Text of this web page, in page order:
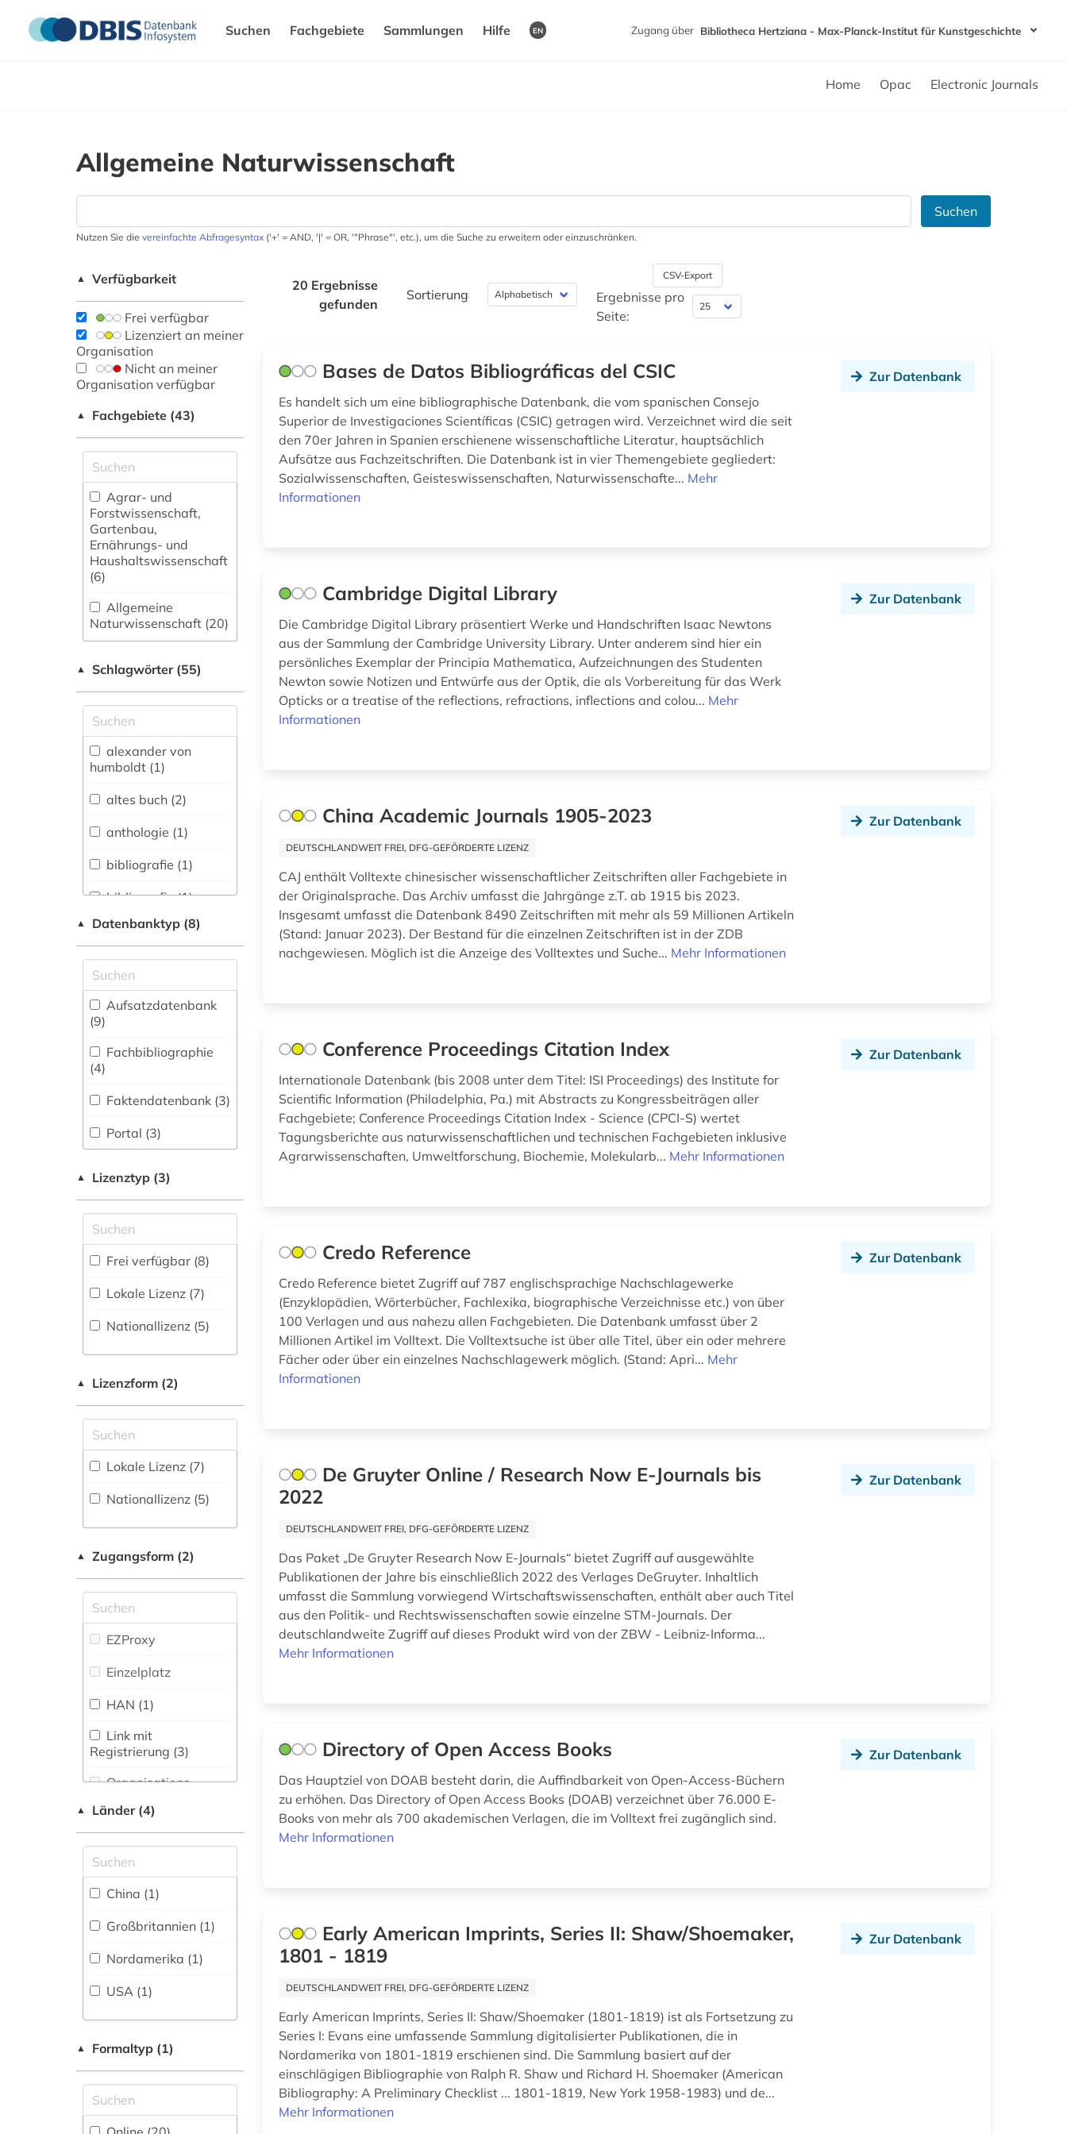
Suchen Fachgebiete Sammlungen Hilfe EN Zugang über Bibliotheca Hertziana - Max-Planck-Institut für Kunstgeschichte
Home Opac Electronic Journals
Allgemeine Naturwissenschaft
Suchen
Nutzen Sie die vereinfachte Abfragesyntax ('+' = AND, '|' = OR, '"Phrase"', etc.), um die Suche zu erweitern oder einzuschränken.
▲ Verfügbarkeit
Frei verfügbar
Lizenziert an meiner
Organisation
Nicht an meiner
Organisation verfügbar
▲ Fachgebiete (43)
Agrar- und
Forstwissenschaft,
Gartenbau,
Ernährungs- und
Haushaltswissenschaft
(6)
Allgemeine
Naturwissenschaft (20)
fachübergreifende
Allgemeine und
vergleichende Sprach-
und
Literaturwissenschaft.
Außereuropäische
Literaturen (6)
Anglistik.
Amerikanistik (5)
Vermessungswesen (7)
Biologie,
Biotechnologie (11)
Buch- und
Bibliothekswesen,
Informationswissenschaft
(2)
Chemie und
Pharmazie (10)
Elektrotechnik,
Elektronik,
Nachrichtentechnik (6)
Energietechnik (5)
Ethnologie (5)
Geographie (7)
Geowissenschaften
Germanistik.
Gesundheitswissenschaften
(1)
Datenbanken (3)
Philologie.
Byzantinistik.
Mittellateinische und
Neugriechische
Philologie. Neulatein (2)
Kunstgeschichte (3)
Maschinenbau (3)
Kommunikationswissenschaften,
Kommunikationsdesign (3)
Medizin (12)
Musikwissenschaft
Natur- und
Umweltschutz (2)
Pädagogik (5)
Philosophie (9)
Physik (9)
Politologie (7)
▲ Schlagwörter (55)
alexander von
humboldt (1)
altes buch (2)
anthologie (1)
bibliografie (1)
bibliografin (1)
bibliothekswesen (1)
brief (1)
chemie (2)
china (1)
edition (1)
(4)
england (1)
englisch (1)
evaluation (1)
forschungsdaten (1)
forschungsreise (1)
geisteswissenschaften
(3)
1869&gt; (1)
geschichte &lt;1801-
1819&gt; (1)
hispanistik (1)
iberoromanistik (1)
impact faktoren (1)
informatik (1)
informationswissenschaft
(1)
isaac (1)
künstlerdatenbank
(1)
lexikon (1)
linguistik (1)
literaturwissenschaft
(1)
medienwissenschaft
naturwissenschaft
und technik
&lt;unterrichtsfach&gt;
(1)
naturwissenschaften
newton (1)
nordamerika (1)
▲ Datenbanktyp (8)
Aufsatzdatenbank
(9)
Fachbibliographie
(4)
Faktendatenbank (3)
Portal (3)
Textueller-Materialien
(1)
Volltextdatenbank
(12)
Wörterbuch,
Enzyklopädie,
Nachschlagwerk (2
Zeitschriftenbibliographie
▲ Lizenztyp (3)
Frei verfügbar (8)
Lokale Lizenz (7)
Nationallizenz (5)
▲ Lizenzform (2)
Lokale Lizenz (7)
Nationallizenz (5)
▲ Zugangsform (2)
EZProxy
Einzelplatz
HAN (1)
Link mit
Registrierung (3)
Organisations-
Shibboleth
Zugriff vor Ort
▲ Länder (4)
China (1)
Großbritannien (1)
Nordamerika (1)
USA (1)
▲ Formaltyp (1)
20 Ergebnisse
gefunden
Sortierung
CSV-Export
Ergebnisse pro
Seite:
Bases de Datos Bibliográficas del CSIC
Es handelt sich um eine bibliographische Datenbank, die vom spanischen Consejo
Superior de Investigaciones Scientíficas (CSIC) getragen wird. Verzeichnet wird die seit
den 70er Jahren in Spanien erschienene wissenschaftliche Literatur, hauptsächlich
Aufsätze aus Fachzeitschriften. Die Datenbank ist in vier Themengebiete gegliedert:
Sozialwissenschaften, Geisteswissenschaften, Naturwissenschafte... Mehr
Informationen
Zur Datenbank
Cambridge Digital Library
Die Cambridge Digital Library präsentiert Werke und Handschriften Isaac Newtons
aus der Sammlung der Cambridge University Library. Unter anderem sind hier ein
persönliches Exemplar der Principia Mathematica, Aufzeichnungen des Studenten
Newton sowie Notizen und Entwürfe aus der Optik, die als Vorbereitung für das Werk
Opticks or a treatise of the reflections, refractions, inflections and colou... Mehr
Informationen
Zur Datenbank
China Academic Journals 1905-2023
DEUTSCHLANDWEIT FREI, DFG-GEFÖRDERTE LIZENZ
CAJ enthält Volltexte chinesischer wissenschaftlicher Zeitschriften aller Fachgebiete in
der Originalsprache. Das Archiv umfasst die Jahrgänge z.T. ab 1915 bis 2023.
Insgesamt umfasst die Datenbank 8490 Zeitschriften mit mehr als 59 Millionen Artikeln
(Stand: Januar 2023). Der Bestand für die einzelnen Zeitschriften ist in der ZDB
nachgewiesen. Möglich ist die Anzeige des Volltextes und Suche... Mehr Informationen
Zur Datenbank
Conference Proceedings Citation Index
Internationale Datenbank (bis 2008 unter dem Titel: ISI Proceedings) des Institute for
Scientific Information (Philadelphia, Pa.) mit Abstracts zu Kongressbeiträgen aller
Fachgebiete; Conference Proceedings Citation Index - Science (CPCI-S) wertet
Tagungsberichte aus naturwissenschaftlichen und technischen Fachgebieten inklusive
Agrarwissenschaften, Umweltforschung, Biochemie, Molekularb... Mehr Informationen
Zur Datenbank
Credo Reference
Credo Reference bietet Zugriff auf 787 englischsprachige Nachschlagewerke
(Enzyklopädien, Wörterbücher, Fachlexika, biographische Verzeichnisse etc.) von über
100 Verlagen und aus nahezu allen Fachgebieten. Die Datenbank umfasst über 2
Millionen Artikel im Volltext. Die Volltextsuche ist über alle Titel, über ein oder mehrere
Fächer oder über ein einzelnes Nachschlagewerk möglich. (Stand: Apri... Mehr
Informationen
Zur Datenbank
De Gruyter Online / Research Now E-Journals bis
2022
DEUTSCHLANDWEIT FREI, DFG-GEFÖRDERTE LIZENZ
Das Paket „De Gruyter Research Now E-Journals“ bietet Zugriff auf ausgewählte
Publikationen der Jahre bis einschließlich 2022 des Verlages DeGruyter. Inhaltlich
umfasst die Sammlung vorwiegend Wirtschaftswissenschaften, enthält aber auch Titel
aus den Politik- und Rechtswissenschaften sowie einzelne STM-Journals. Der
deutschlandweite Zugriff auf dieses Produkt wird von der ZBW - Leibniz-Informa...
Mehr Informationen
Zur Datenbank
Directory of Open Access Books
Das Hauptziel von DOAB besteht darin, die Auffindbarkeit von Open-Access-Büchern
zu erhöhen. Das Directory of Open Access Books (DOAB) verzeichnet über 76.000 E-
Books von mehr als 700 akademischen Verlagen, die im Volltext frei zugänglich sind.
Mehr Informationen
Zur Datenbank
Early American Imprints, Series II: Shaw/Shoemaker,
1801 - 1819
DEUTSCHLANDWEIT FREI, DFG-GEFÖRDERTE LIZENZ
Early American Imprints, Series II: Shaw/Shoemaker (1801-1819) ist als Fortsetzung zu
Series I: Evans eine umfassende Sammlung digitalisierter Publikationen, die in
Nordamerika von 1801-1819 erschienen sind. Die Sammlung basiert auf der
einschlägigen Bibliographie von Ralph R. Shaw und Richard H. Shoemaker (American
Bibliography: A Preliminary Checklist ... 1801-1819, New York 1958-1983) und de...
Mehr Informationen
Zur Datenbank